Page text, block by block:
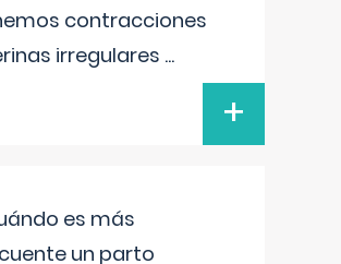
contracciones
irregulares ...
+
es más
un parto